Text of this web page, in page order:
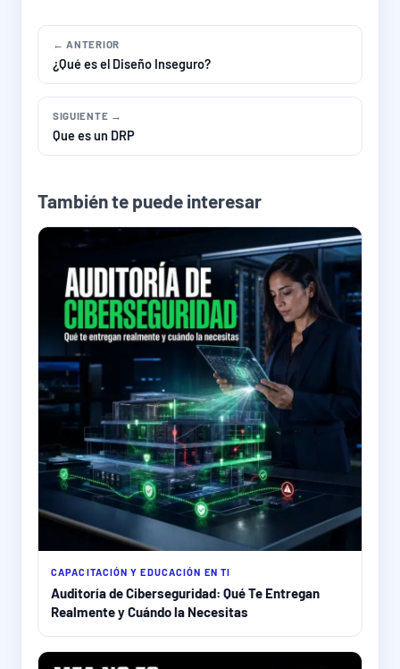
← ANTERIOR
¿Qué es el Diseño Inseguro?
SIGUIENTE →
Que es un DRP
También te puede interesar
CAPACITACIÓN Y EDUCACIÓN EN TI
Auditoría de Ciberseguridad: Qué Te Entregan
Realmente y Cuándo la Necesitas